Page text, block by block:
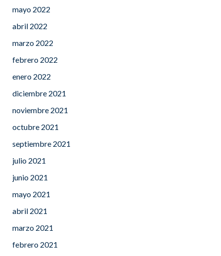
mayo 2022
abril 2022
marzo 2022
febrero 2022
enero 2022
diciembre 2021
noviembre 2021
octubre 2021
septiembre 2021
julio 2021
junio 2021
mayo 2021
abril 2021
marzo 2021
febrero 2021